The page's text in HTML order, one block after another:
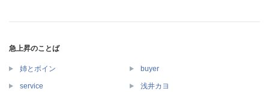
急上昇のことば
姉とボイン buyer
service 浅井カヨ